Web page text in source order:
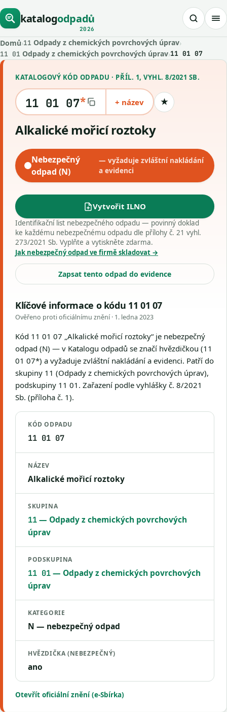
katalogodpadů
2026
Domů›11 Odpady z chemických povrchových úprav›
11 01 Odpady z chemických povrchových úprav›11 01 07
KATALOGOVÝ KÓD ODPADU · PŘÍL. 1, VYHL. 8/2021 SB.
11 01 07* + název ★Uložit kód
Alkalické mořicí roztoky
Nebezpečný
odpad (N)
— vyžaduje zvláštní nakládání
a evidenci
Vytvořit ILNO
Identifikační list nebezpečného odpadu — povinný doklad
ke každému nebezpečnému odpadu dle přílohy č. 21 vyhl.
273/2021 Sb. Vyplňte a vytiskněte zdarma.
Jak nebezpečný odpad ve firmě skladovat →
Zapsat tento odpad do evidence
Klíčové informace o kódu 11 01 07
Ověřeno proti oficiálnímu znění · 1. ledna 2023
Kód 11 01 07 „Alkalické mořicí roztoky“ je nebezpečný
odpad (N) — v Katalogu odpadů se značí hvězdičkou (11
01 07*) a vyžaduje zvláštní nakládání a evidenci. Patří do
skupiny 11 (Odpady z chemických povrchových úprav),
podskupiny 11 01. Zařazení podle vyhlášky č. 8/2021
Sb. (příloha č. 1).
KÓD ODPADU
11 01 07
NÁZEV
Alkalické mořicí roztoky
SKUPINA
11— Odpady z chemických povrchových
úprav
PODSKUPINA
11 01— Odpady z chemických povrchových
úprav
KATEGORIE
N — nebezpečný odpad
HVĚZDIČKA (NEBEZPEČNÝ)
ano
Otevřít oficiální znění (e-Sbírka)